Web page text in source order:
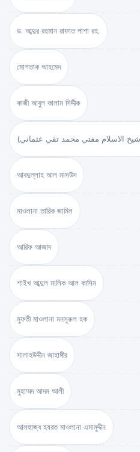
ড. আব্দুর রহমান রাফাত পাশা রহ.
মোশতাক আহমেদ
কাজী আবুল কালাম সিদ্দীক
আবদুল্লাহ আল মাসউদ
মাওলানা তারিক জামিল
আরিফ আজাদ
শাইখ আব্দুল মালিক আল কাসিম
মুফতী মাওলানা মনসূরুল হক
সালাহউদ্দীন জাহাঙ্গীর
মুহাম্মদ আদম আলী
আলহাজ্ব হযরত মাওলানা এমামুদ্দীন